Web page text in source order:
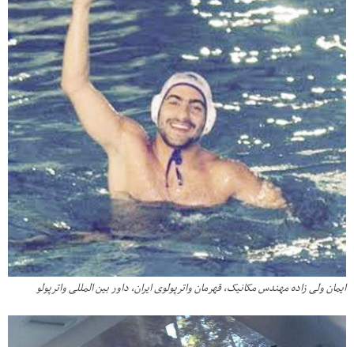
ایمان ولی زاده مهندس مکانیک، قهرمان واترپولوی ایران، داور بین المللی واترپولو